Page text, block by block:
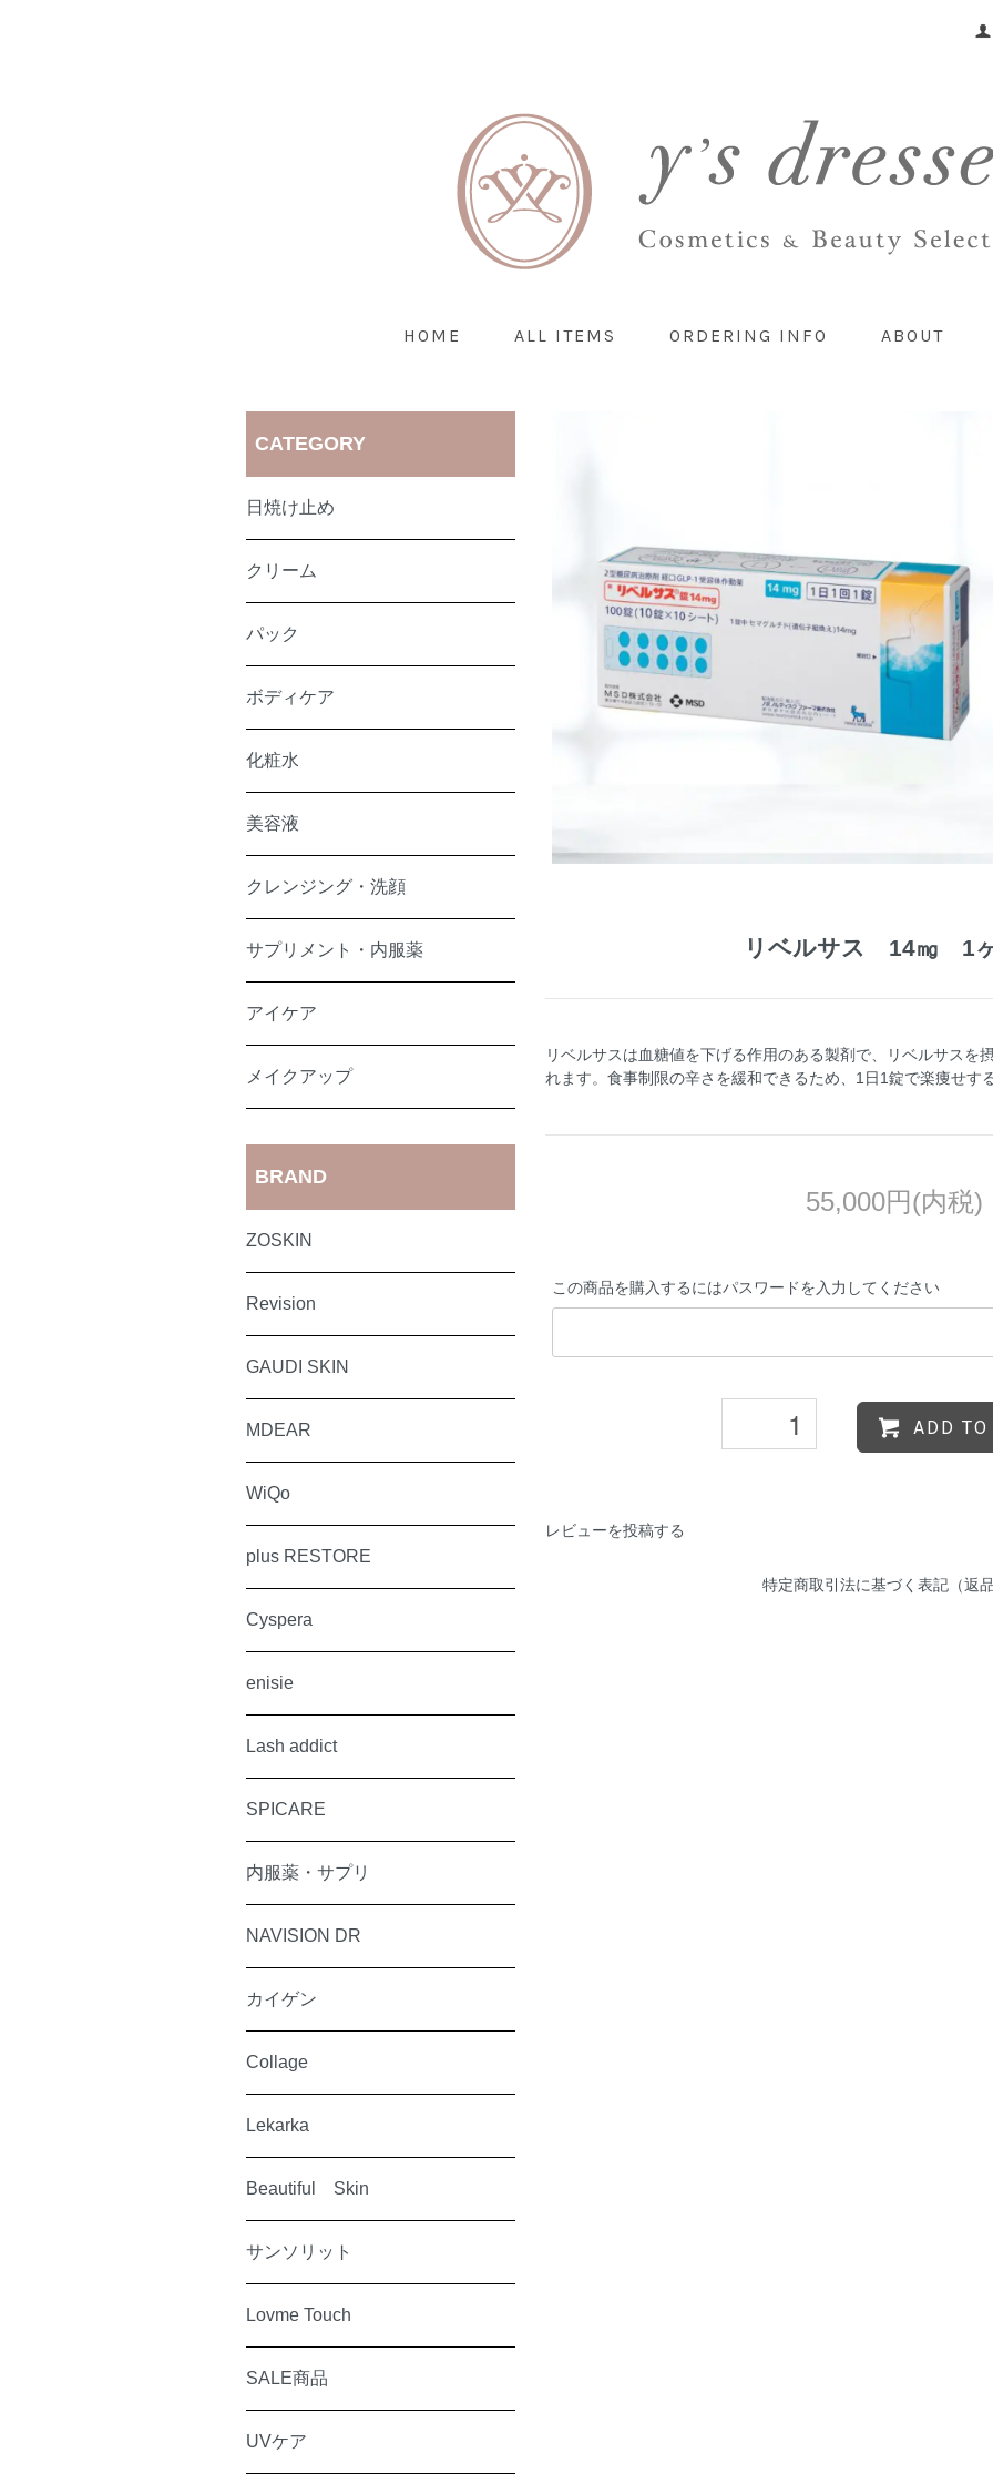
HOME ALL ITEMS ORDERING INFO ABOUT
リベルサス 14㎎ 1
リベルサスは血糖値を下げる作用のある製剤で、リベルサスを
れます。食事制限の辛さを緩和できるため、1日1錠で楽痩せす
55,000円(内税)
この商品を購入するにはパスワードを入力してください
ADD
レビューを投稿する
特定商取引法に基づく表記（返
CATEGORY
日焼け止め
クリーム
パック
ボディケア
化粧水
美容液
クレンジング・洗顔
サプリメント・内服薬
アイケア
メイクアップ
BRAND
ZOSKIN
Revision
GAUDI SKIN
MDEAR
WiQo
plus RESTORE
Cyspera
enisie
Lash addict
SPICARE
内服薬・サプリ
NAVISION DR
カイゲン
Collage
Lekarka
Beautiful Skin
サンソリット
Lovme Touch
SALE商品
UVケア